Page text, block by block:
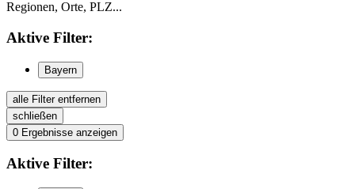
Regionen, Orte, PLZ...
Aktive Filter:
Bayern
alle Filter entfernen
schließen
0 Ergebnisse anzeigen
Aktive Filter: